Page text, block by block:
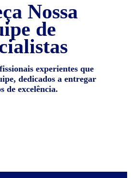
Nossa
de
experientes que
dedicados a entregar
de excelência.